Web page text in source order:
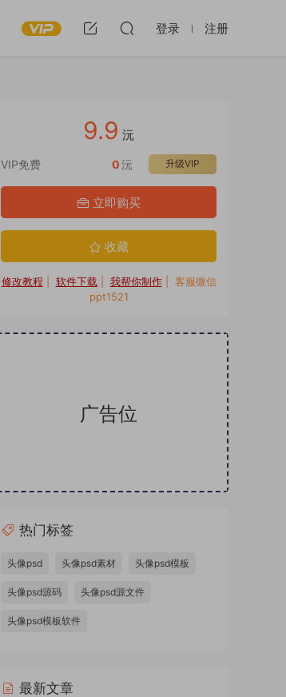
登录 注册
9.9 沅
VIP免费 升级VIP
0沅
立即购买
收藏
修改教程 软件下载 我帮你制作| 客服微信
ppt1521
广告位
热门标签
头像psd 头像psd素材 头像psd模板
头像psd源码 头像psd源文件
头像psd模板软件
最新文章